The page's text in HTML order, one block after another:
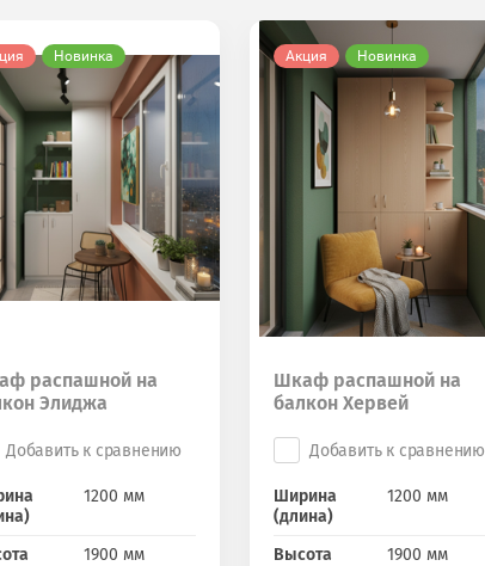
Новинка
распашной на
Элиджа
Добавить к сравнению
1200 мм
1900 мм
Акция Новинка
Шкаф распашной на
балкон Хервей
Добавить к сравнению
Ширина
(длина)
1200 мм
Высота
1900 мм